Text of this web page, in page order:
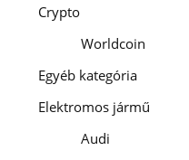
Crypto
Worldcoin
Egyéb kategória
Elektromos jármű
Audi